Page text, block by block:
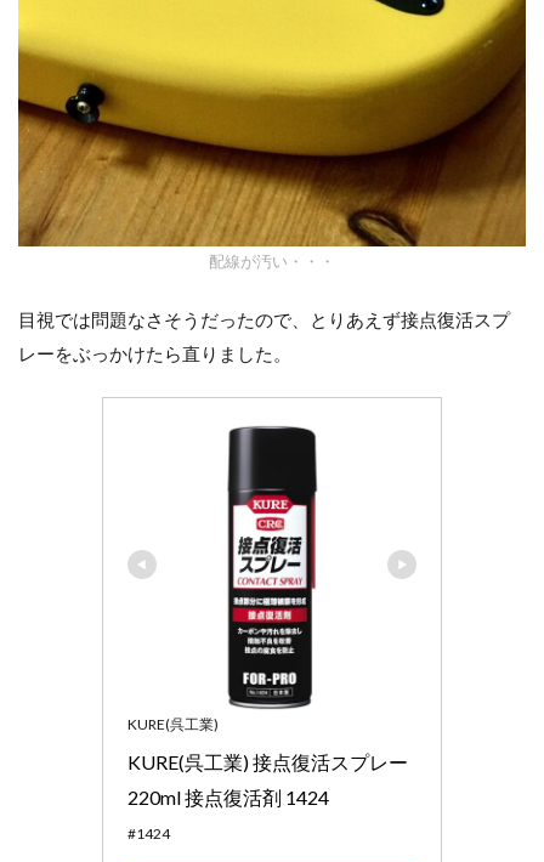
配線が汚い・・・
目視では問題なさそうだったので、とりあえず接点復活スプ
レーをぶっかけたら直りました。
KURE(呉工業)
KURE(呉工業) 接点復活スプレー
220ml 接点復活剤 1424
#1424